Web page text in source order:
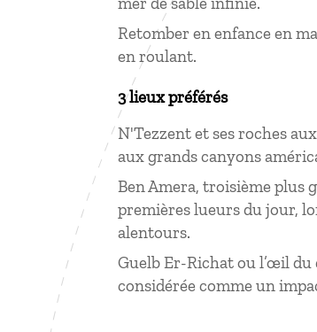
Retomber en enfance en
en roulant.
3 lieux préférés
N'Tezzent et ses roches
aux grands canyons
Ben Amera, troisième plus
premières lueurs du jour,
alentours.
Guelb Er-Richat ou l’œil
considérée comme un